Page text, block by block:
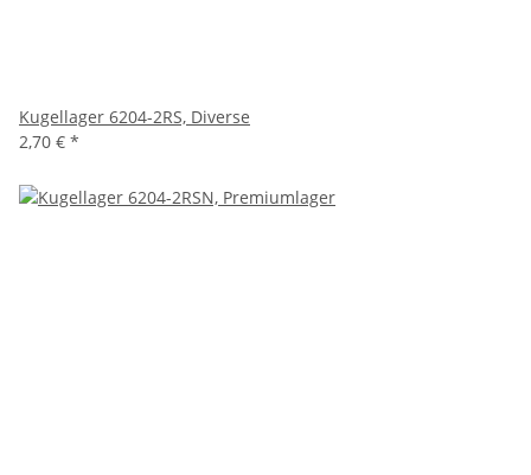
Kugellager 6204-2RS, Diverse
2,70 € *